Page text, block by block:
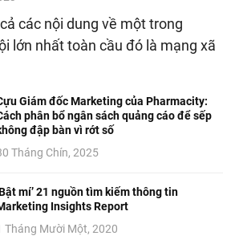
các nội dung về một trong
lớn nhất toàn cầu đó là mạng xã
Giám đốc Marketing của Pharmacity:
phân bổ ngân sách quảng cáo để sếp
đập bàn vì rớt số
Tháng Chín, 2025
mí’ 21 nguồn tìm kiếm thông tin
Insights Report
Tháng Mười Một, 2020